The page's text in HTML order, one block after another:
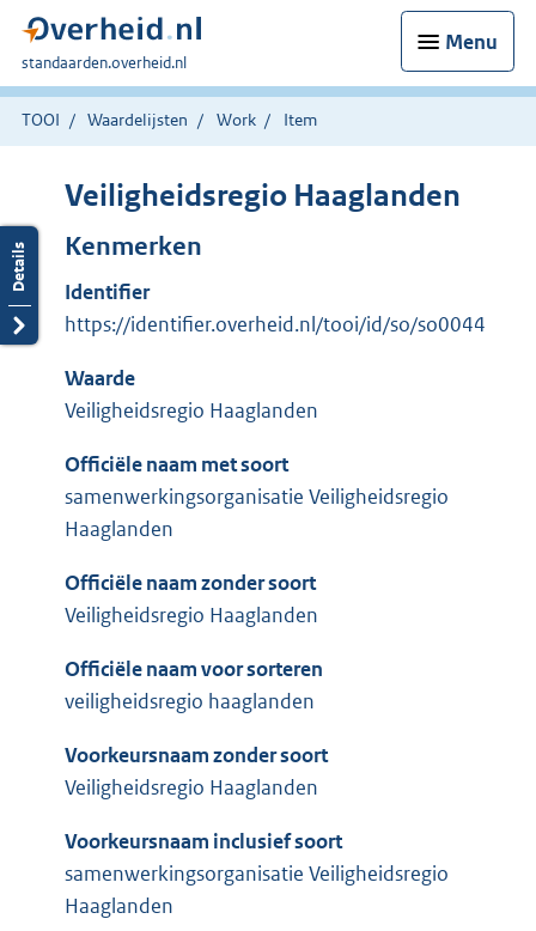
Menu
U
bent
hier:
standaarden.overheid.nl
TOOI Waardelijsten Work Item
Veiligheidsregio Haaglanden
Kenmerken
Identifier
https://identifier.overheid.nl/tooi/id/so/so0044
Waarde
Veiligheidsregio Haaglanden
Officiële naam met soort
samenwerkingsorganisatie Veiligheidsregio
Haaglanden
Officiële naam zonder soort
Veiligheidsregio Haaglanden
Officiële naam voor sorteren
veiligheidsregio haaglanden
Voorkeursnaam zonder soort
Veiligheidsregio Haaglanden
Voorkeursnaam inclusief soort
samenwerkingsorganisatie Veiligheidsregio
Haaglanden